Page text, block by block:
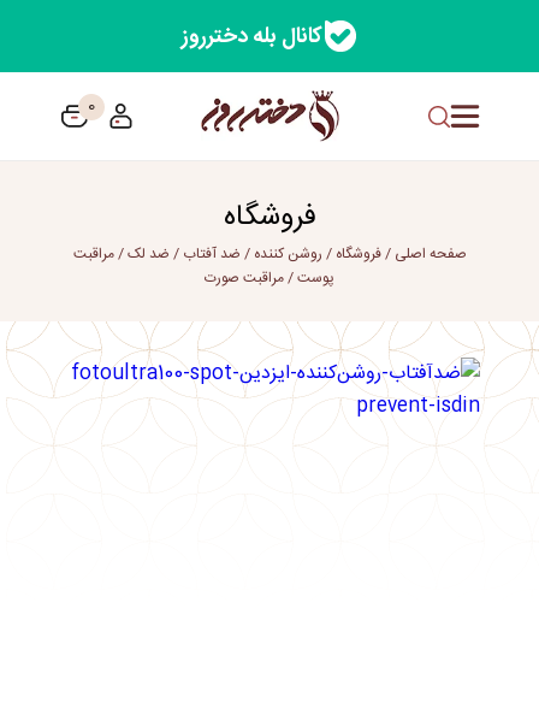
کانال بله دخترروز
0
فروشگاه
صفحه اصلی /فروشگاه / روشن کننده / ضد آفتاب / ضد لک/مراقبت
پوست/مراقبت صورت